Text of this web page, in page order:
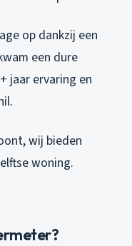
op dankzij een
een dure
jaar ervaring en
wij bieden
woning.